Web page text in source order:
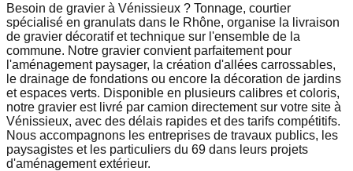
Besoin de gravier à Vénissieux ? Tonnage, courtier
spécialisé en granulats dans le Rhône, organise la livraison
de gravier décoratif et technique sur l'ensemble de la
commune. Notre gravier convient parfaitement pour
l'aménagement paysager, la création d'allées carrossables,
le drainage de fondations ou encore la décoration de jardins
et espaces verts. Disponible en plusieurs calibres et coloris,
notre gravier est livré par camion directement sur votre site à
Vénissieux, avec des délais rapides et des tarifs compétitifs.
Nous accompagnons les entreprises de travaux publics, les
paysagistes et les particuliers du 69 dans leurs projets
d'aménagement extérieur.